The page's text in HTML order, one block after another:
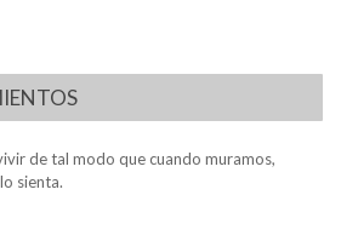
de tal modo que cuando muramos,
sienta.